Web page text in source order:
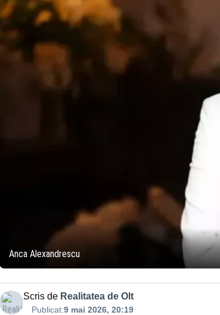
Anca Alexandrescu
Scris de Realitatea de Olt
Publicat:9 mai 2026, 20:19